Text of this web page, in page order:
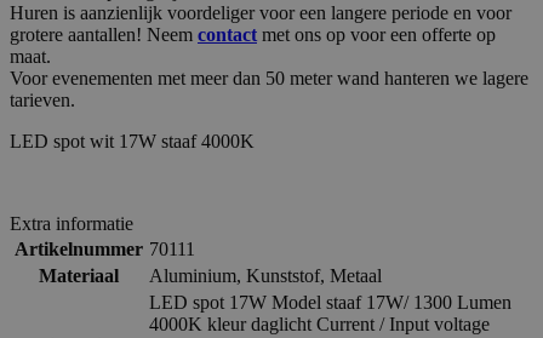
Huren is aanzienlijk voordeliger voor een langere periode en voor
grotere aantallen! Neem contact met ons op voor een offerte op
maat.
Voor evenementen met meer dan 50 meter wand hanteren we lagere
tarieven.
LED spot wit 17W staaf 4000K
Extra informatie
Artikelnummer 70111
Materiaal
Aluminium, Kunststof, Metaal
LED spot 17W Model staaf 17W/ 1300 Lumen
4000K kleur daglicht Current / Input voltage